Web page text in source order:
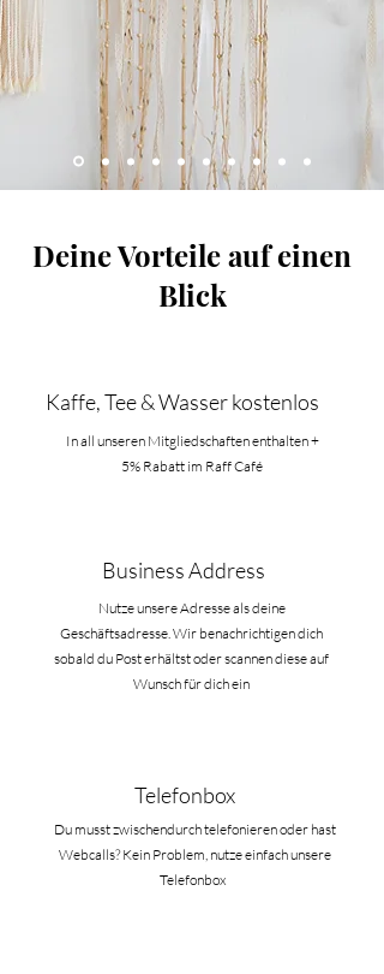
Deine Vorteile auf einen
Blick
Kaffe, Tee & Wasser kostenlos
In all unseren Mitgliedschaften enthalten +
5% Rabatt im Raff Café
Business Address
Nutze unsere Adresse als deine
Geschäftsadresse. Wir benachrichtigen dich
sobald du Post erhältst oder scannen diese auf
Wunsch für dich ein
Telefonbox
Du musst zwischendurch telefonieren oder hast
Webcalls? Kein Problem, nutze einfach unsere
Telefonbox